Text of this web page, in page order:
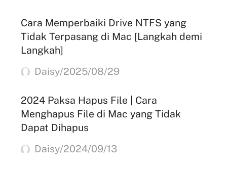
Cara Memperbaiki Drive NTFS yang
Tidak Terpasang di Mac [Langkah demi
Langkah]
Daisy/2025/08/29
2024 Paksa Hapus File | Cara
Menghapus File di Mac yang Tidak
Dapat Dihapus
Daisy/2024/09/13